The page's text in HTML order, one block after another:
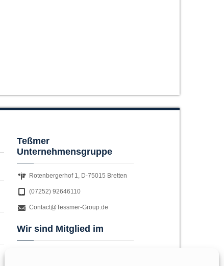
Teßmer
Unternehmensgruppe
Rotenbergerhof 1, D-75015 Bretten
(07252) 92646110
Contact@Tessmer-Group.de
Wir sind Mitglied im